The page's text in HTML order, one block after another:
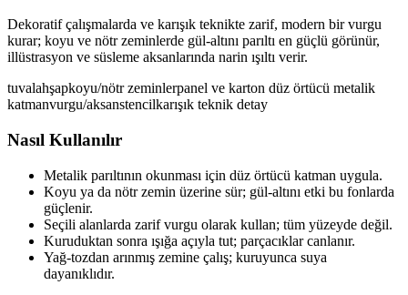
Dekoratif çalışmalarda ve karışık teknikte zarif, modern bir vurgu
kurar; koyu ve nötr zeminlerde gül-altını parıltı en güçlü görünür,
illüstrasyon ve süsleme aksanlarında narin ışıltı verir.
tuvalahşapkoyu/nötr zeminlerpanel ve karton düz örtücü metalik
katmanvurgu/aksanstencilkarışık teknik detay
Nasıl Kullanılır
Metalik parıltının okunması için düz örtücü katman uygula.
Koyu ya da nötr zemin üzerine sür; gül-altını etki bu fonlarda
güçlenir.
Seçili alanlarda zarif vurgu olarak kullan; tüm yüzeyde değil.
Kuruduktan sonra ışığa açıyla tut; parçacıklar canlanır.
Yağ-tozdan arınmış zemine çalış; kuruyunca suya
dayanıklıdır.